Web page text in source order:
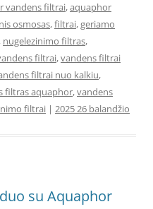
vandens filtrai,aquaphor
osmosas,filtrai,geriamo
, nugelezinimo filtras,
filtrai,vandens filtrai
filtrai nuo kalkiu,
filtras aquaphor,vandens
filtrai | 2025 26 balandžio
su Aquaphor